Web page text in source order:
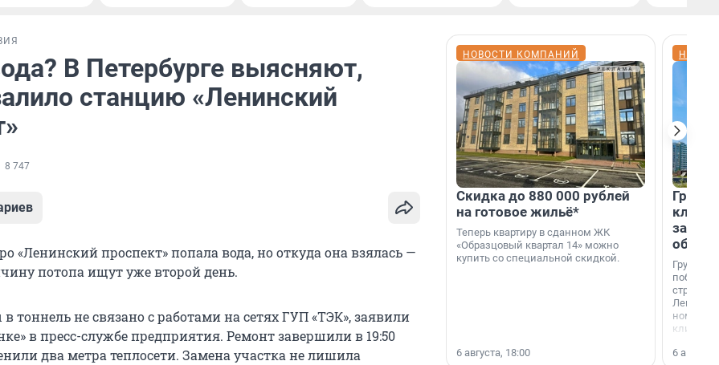
В Петербурге выясняют,
станцию «Ленинский
8 747
«Ленинский проспект» попала вода, но откуда она взялась —
потопа ищут уже второй день.
тоннель не связано с работами на сетях ГУП «ТЭК», заявили
в пресс-службе предприятия. Ремонт завершили в 19:50
два метра теплосети. Замена участка не лишила
НОВОСТИ КОМПАНИЙ
Скидка до 880 000 рублей
на готовое жильё*
Теперь квартиру в сданном ЖК
«Образцовый квартал 14» можно
купить со специальной скидкой.
6 августа, 18:00
Группа
области».
6